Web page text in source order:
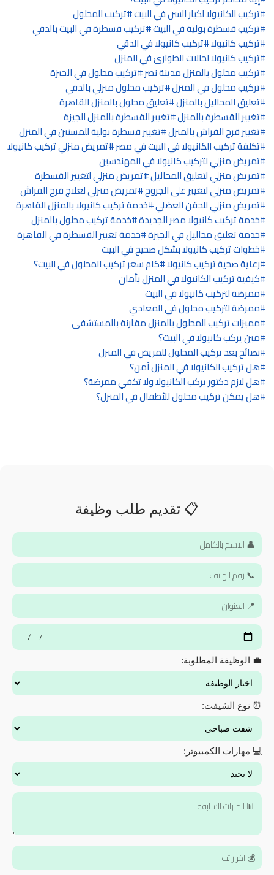
تركيب الكانيولا لكبار السن في البيت تركيب المحلول
تركيب قسطرة بولية في البيت تركيب قسطرة في البيت بالدقي
تركيب كانيولا تركيب كانيولا في الدقي
تركيب كانيولا لحالات الطوارئ في المنزل
تركيب محلول بالمنزل مدينة نصر تركيب محلول في الجيزة
تركيب محلول في المنزل تركيب محلول منزلي بالدقي
تعليق المحاليل بالمنزل تعليق محلول بالمنزل القاهرة
تغيير القسطرة بالمنزل تغيير القسطرة بالمنزل الجيزة
تغيير قرح الفراش بالمنزل تغيير قسطرة بولية للمسنين في المنزل
تكلفة تركيب الكانيولا في البيت في مصر تمريض منزلي تركيب كانيولا
تمريض منزلي لتركيب كانيولا في المهندسين
تمريض منزلي لتعليق المحاليل تمريض منزلي لتغيير القسطرة
تمريض منزلي لتغيير على الجروح تمريض منزلي لعلاج قرح الفراش
تمريض منزلي للحقن العضلي خدمة تركيب كانيولا بالمنزل القاهرة
خدمة تركيب كانيولا مصر الجديدة خدمة تركيب محلول بالمنزل
خدمة تعليق محاليل في الجيزة خدمة تغيير القسطرة في القاهرة
خطوات تركيب كانيولا بشكل صحيح في البيت
رعاية صحية تركيب كانيولا كام سعر تركيب المحلول في البيت؟
كيفية تركيب الكانيولا في المنزل بأمان
ممرضة لتركيب كانيولا في البيت
ممرضة لتركيب محلول في المعادي
مميزات تركيب المحلول بالمنزل مقارنة بالمستشفى
مين يركب كانيولا في البيت؟
نصائح بعد تركيب المحلول للمريض في المنزل
هل تركيب الكانيولا في المنزل آمن؟
هل لازم دكتور يركب الكانيولا ولا تكفي ممرضة؟
هل يمكن تركيب محلول للأطفال في المنزل؟
📋 تقديم طلب وظيفة
💼 الوظيفة المطلوبة:
⏰ نوع الشيفت:
💻 مهارات الكمبيوتر: